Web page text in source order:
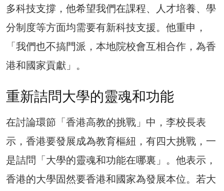
多科技支撐，他希望我們在課程、人才培養、學
分制度等方面均需要有新科技支援。他重申，
「我們也不搞門派，本地院校會互相合作，為香
港和國家貢獻」。
重新詰問大學的靈魂和功能
在討論環節「香港高教的挑戰」中，李校長表
示，香港要發展成為教育樞紐，有四大挑戰，一
是詰問「大學的靈魂和功能在哪裏」。他表示，
香港的大學固然要香港和國家為發展本位。若大